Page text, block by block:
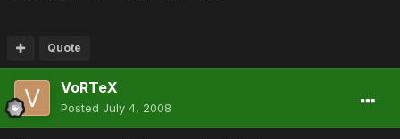
Quote
VoRTeX
Posted July 4, 2008